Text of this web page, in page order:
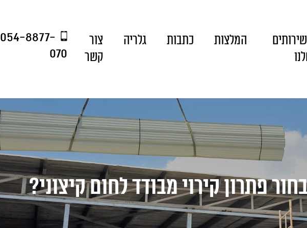
המלצות כתבות גלריה
צור
קשר
054-8877-
070
פתרון קירוי מבודד לחום קיצוני?